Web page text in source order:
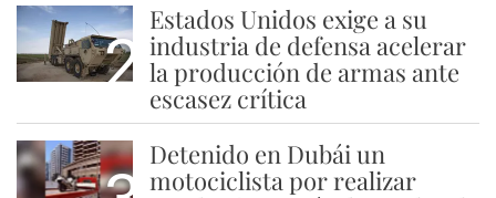
2
Estados Unidos exige a su
industria de defensa acelerar
la producción de armas ante
escasez crítica
Detenido en Dubái un
motociclista por realizar